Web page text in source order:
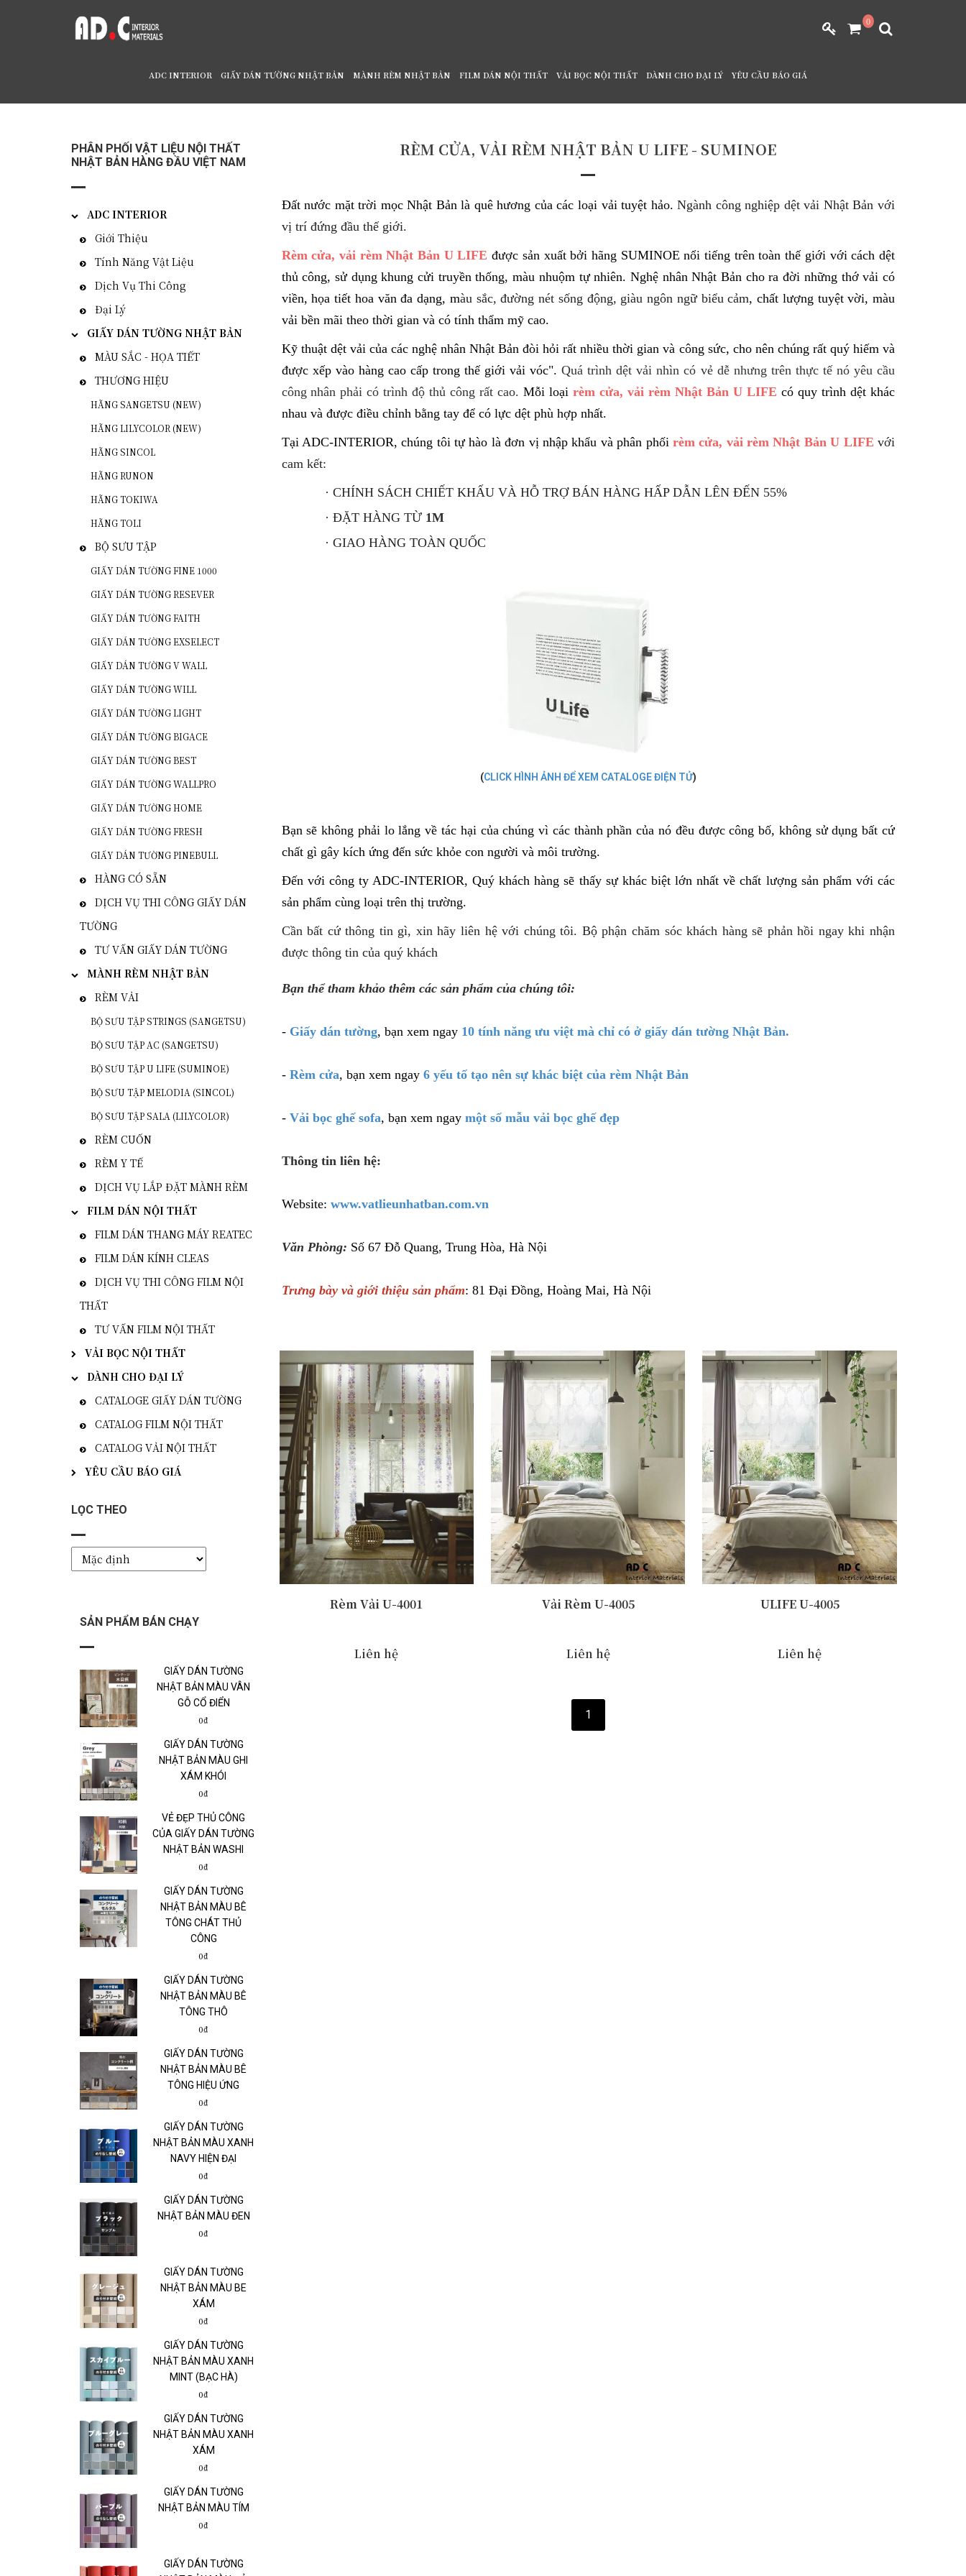
0
ADC INTERIOR GIẤY DÁN TƯỜNG NHẬT BẢN MÀNH RÈM NHẬT BẢN FILM DÁN NỘI THẤT VẢI BỌC NỘI THẤT DÀNH CHO ĐẠI LÝ YÊU CẦU BÁO GIÁ
RÈM CỬA, VẢI RÈM NHẬT BẢN U LIFE - SUMINOE
RÈM CỬA, VẢI RÈM NHẬT BẢN U LIFE - SUMINOE
Đất nước mặt trời mọc Nhật Bản là quê hương của các loại vải tuyệt hảo.Ngành công nghiệp dệt vải Nhật Bản với
vị trí đứng đầu thế giới.
Rèm cửa, vải rèm Nhật Bản U LIFE được sản xuất bởi hãng SUMINOE nổi tiếng trên toàn thế giới với cách dệt
thủ công, sử dụng khung cửi truyền thống, màu nhuộm tự nhiên. Nghệ nhân Nhật Bản cho ra đời những thớ vải có
viền, họa tiết hoa văn đa dạng, màu sắc, đường nét sống động, giàu ngôn ngữ biểu cảm, chất lượng tuyệt vời, màu
vải bền mãi theo thời gian và có tính thẩm mỹ cao.
Kỹ thuật dệt vải của các nghệ nhân Nhật Bản đòi hỏi rất nhiều thời gian và công sức, cho nên chúng rất quý hiếm và
được xếp vào hàng cao cấp trong thế giới vải vóc". Quá trình dệt vải nhìn có vẻ dễ nhưng trên thực tế nó yêu cầu
công nhân phải có trình độ thủ công rất cao.Mỗi loạirèm cửa, vải rèm Nhật Bản U LIFE có quy trình dệt khác
nhau và được điều chỉnh bằng tay để có lực dệt phù hợp nhất.
Tại ADC-INTERIOR, chúng tôi tự hào là đơn vị nhập khẩu và phân phối rèm cửa, vải rèm Nhật Bản U LIFE với
cam kết:
· CHÍNH SÁCH CHIẾT KHẤU VÀ HỖ TRỢ BÁN HÀNG HẤP DẪN LÊN ĐẾN 55%
· ĐẶT HÀNG TỪ 1M
· GIAO HÀNG TOÀN QUỐC
(CLICK HÌNH ẢNH ĐỂ XEM CATALOGE ĐIỆN TỬ)
Bạn sẽ không phải lo lắng về tác hại của chúng vì các thành phần của nó đều được công bố, không sử dụng bất cứ
chất gì gây kích ứng đến sức khỏe con người và môi trường.
Đến với công ty ADC-INTERIOR, Quý khách hàng sẽ thấy sự khác biệt lớn nhất về chất lượng sản phẩm với các
sản phẩm cùng loại trên thị trường.
Cần bất cứ thông tin gì, xin hãy liên hệ với chúng tôi. Bộ phận chăm sóc khách hàng sẽ phản hồi ngay khi nhận
được thông tin của quý khách
Bạn thể tham khảo thêm các sản phẩm của chúng tôi:
- Giấy dán tường, bạn xem ngay 10 tính năng ưu việt mà chỉ có ở giấy dán tường Nhật Bản.
- Rèm cửa, bạn xem ngay 6 yếu tố tạo nên sự khác biệt của rèm Nhật Bản
- Vải bọc ghế sofa, bạn xem ngay một số mẫu vải bọc ghế đẹp
Thông tin liên hệ:
Website: www.vatlieunhatban.com.vn
Văn Phòng: Số 67 Đỗ Quang, Trung Hòa, Hà Nội
Trưng bày và giới thiệu sản phẩm: 81 Đại Đồng, Hoàng Mai, Hà Nội
Rèm Vải U-4001
Liên hệ
Vải Rèm U-4005
Liên hệ
ULIFE U-4005
Liên hệ
1
PHÂN PHỐI VẬT LIỆU NỘI THẤT
NHẬT BẢN HÀNG ĐẦU VIỆT NAM
ADC INTERIOR
Giới Thiệu
Tính Năng Vật Liệu
Dịch Vụ Thi Công
Đại Lý
GIẤY DÁN TƯỜNG NHẬT BẢN
MÀU SẮC - HỌA TIẾT
THƯƠNG HIỆU
HÃNG SANGETSU (NEW)
HÃNG LILYCOLOR (NEW)
HÃNG SINCOL
HÃNG RUNON
HÃNG TOKIWA
HÃNG TOLI
BỘ SƯU TẬP
GIẤY DÁN TƯỜNG FINE 1000
GIẤY DÁN TƯỜNG RESEVER
GIẤY DÁN TƯỜNG FAITH
GIẤY DÁN TƯỜNG EXSELECT
GIẤY DÁN TƯỜNG V WALL
GIẤY DÁN TƯỜNG WILL
GIẤY DÁN TƯỜNG LIGHT
GIẤY DÁN TƯỜNG BIGACE
GIẤY DÁN TƯỜNG BEST
GIẤY DÁN TƯỜNG WALLPRO
GIẤY DÁN TƯỜNG HOME
GIẤY DÁN TƯỜNG FRESH
GIẤY DÁN TƯỜNG PINEBULL
HÀNG CÓ SẴN
DỊCH VỤ THI CÔNG GIẤY DÁN
TƯỜNG
TƯ VẤN GIẤY DÁN TƯỜNG
MÀNH RÈM NHẬT BẢN
RÈM VẢI
BỘ SƯU TẬP STRINGS (SANGETSU)
BỘ SƯU TẬP AC (SANGETSU)
BỘ SƯU TẬP U LIFE (SUMINOE)
BỘ SƯU TẬP MELODIA (SINCOL)
BỘ SƯU TẬP SALA (LILYCOLOR)
RÈM CUỐN
RÈM Y TẾ
DỊCH VỤ LẮP ĐẶT MÀNH RÈM
FILM DÁN NỘI THẤT
FILM DÁN THANG MÁY REATEC
FILM DÁN KÍNH CLEAS
DỊCH VỤ THI CÔNG FILM NỘI
THẤT
TƯ VẤN FILM NỘI THẤT
VẢI BỌC NỘI THẤT
DÀNH CHO ĐẠI LÝ
CATALOGE GIẤY DÁN TƯỜNG
CATALOG FILM NỘI THẤT
CATALOG VẢI NỘI THẤT
YÊU CẦU BÁO GIÁ
LỌC THEO
SẢN PHẨM BÁN CHẠY
GIẤY DÁN TƯỜNG
NHẬT BẢN MÀU VÂN
GỖ CỔ ĐIỂN
0₫
GIẤY DÁN TƯỜNG
NHẬT BẢN MÀU GHI
XÁM KHÓI
0₫
VẺ ĐẸP THỦ CÔNG
CỦA GIẤY DÁN TƯỜNG
NHẬT BẢN WASHI
0₫
GIẤY DÁN TƯỜNG
NHẬT BẢN MÀU BÊ
TÔNG CHÁT THỦ
CÔNG
0₫
GIẤY DÁN TƯỜNG
NHẬT BẢN MÀU BÊ
TÔNG THÔ
0₫
GIẤY DÁN TƯỜNG
NHẬT BẢN MÀU BÊ
TÔNG HIỆU ỨNG
0₫
GIẤY DÁN TƯỜNG
NHẬT BẢN MÀU XANH
NAVY HIỆN ĐẠI
0₫
GIẤY DÁN TƯỜNG
NHẬT BẢN MÀU ĐEN
0₫
GIẤY DÁN TƯỜNG
NHẬT BẢN MÀU BE
XÁM
0₫
GIẤY DÁN TƯỜNG
NHẬT BẢN MÀU XANH
MINT (BẠC HÀ)
0₫
GIẤY DÁN TƯỜNG
NHẬT BẢN MÀU XANH
XÁM
0₫
GIẤY DÁN TƯỜNG
NHẬT BẢN MÀU TÍM
0₫
GIẤY DÁN TƯỜNG